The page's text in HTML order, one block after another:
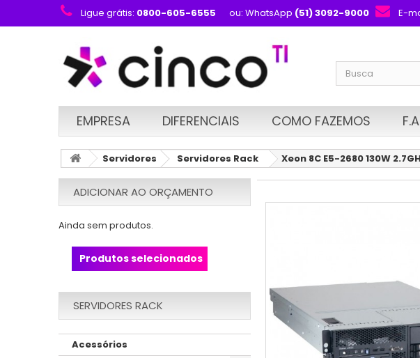
Ligue grátis: 0800-605-6555 ou: WhatsApp (51) 3092-9000 E-
EMPRESA DIFERENCIAIS COMO FAZEMOS
Servidores Servidores Rack Xeon 8C E5-2680 130W
ADICIONAR AO ORÇAMENTO
Ainda sem produtos.
Produtos selecionados
SERVIDORES RACK
Acessórios